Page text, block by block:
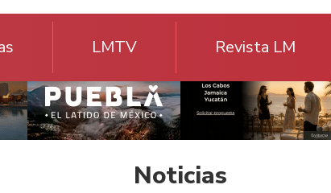
LMTV Revista LM
Noticias